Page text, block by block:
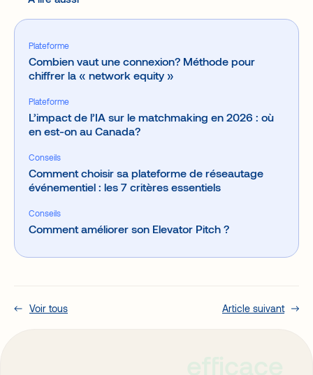
Plateforme
Combien vaut une connexion? Méthode pour
chiffrer la « network equity »
Plateforme
L’impact de l’IA sur le matchmaking en 2026 : où
en est-on au Canada?
Conseils
Comment choisir sa plateforme de réseautage
événementiel : les 7 critères essentiels
Conseils
Comment améliorer son Elevator Pitch ?
Voir tous Article suivant